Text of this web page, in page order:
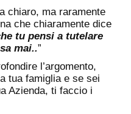
chiaro, ma raramente
che chiaramente dice
tu pensi a tutelare
mai..”
l’argomento,
tua famiglia e se sei
Azienda, ti faccio i